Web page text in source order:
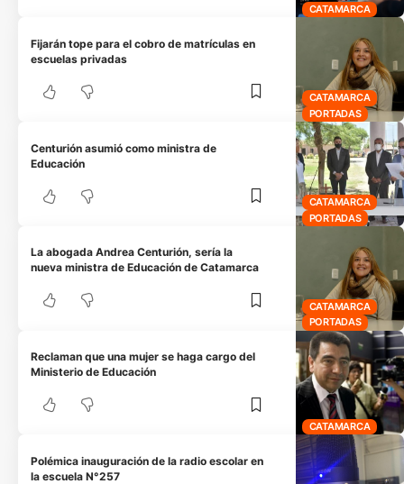
CATAMARCA
CATAMARCA
PORTADAS
Fijarán tope para el cobro de matrículas en
escuelas privadas
CATAMARCA
PORTADAS
Centurión asumió como ministra de
Educación
CATAMARCA
PORTADAS
La abogada Andrea Centurión, sería la
nueva ministra de Educación de Catamarca
CATAMARCA
Reclaman que una mujer se haga cargo del
Ministerio de Educación
Polémica inauguración de la radio escolar en
la escuela N°257